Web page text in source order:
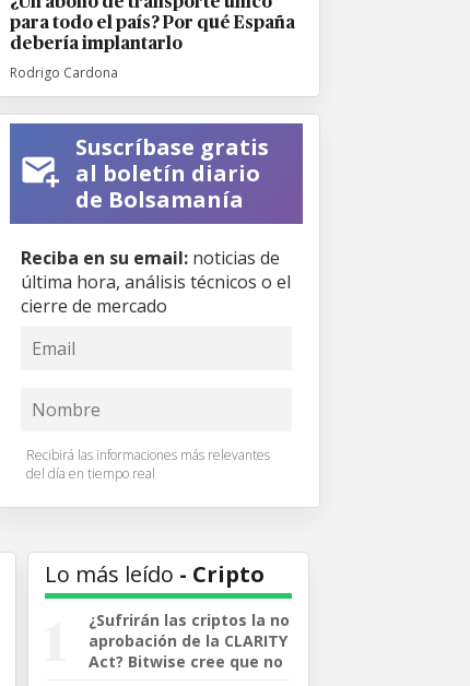
para todo el país? Por qué España
debería implantarlo
Rodrigo Cardona
Suscríbase gratis
al boletín diario
de Bolsamanía
Reciba en su email: noticias de
última hora, análisis técnicos o el
cierre de mercado
Recibirá las informaciones más relevantes
del día en tiempo real
Lo más leído - Cripto
¿Sufrirán las criptos la no
aprobación de la CLARITY
Act? Bitwise cree que no